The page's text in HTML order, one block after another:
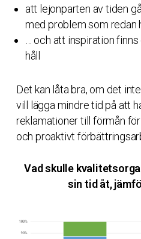
att lejonparten av tiden
med problem som redan
… och att inspiration
håll
Det kan låta bra, om det
vill lägga mindre tid på att
reklamationer till förmån
och proaktivt
Vad skulle
sin tid åt,